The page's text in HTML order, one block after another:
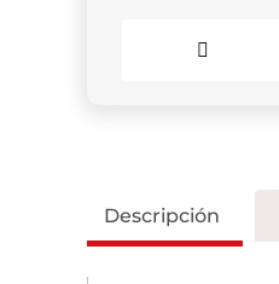
Descripción